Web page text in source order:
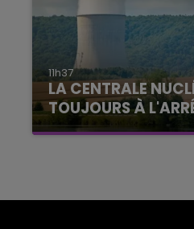
11h37
LA CENTRALE
TOUJOURS À
Cela fait déjà une
19h00 -
LA